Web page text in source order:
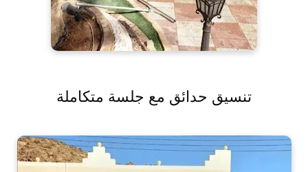
تنسيق حدائق مع جلسة متكاملة